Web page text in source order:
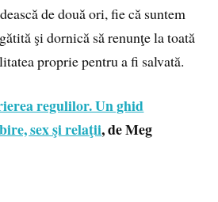
de două ori, fie că suntem
şi dornică să renunţe la toată
proprie pentru a fi salvată.
regulilor. Un ghid
sex şi relaţii, de Meg